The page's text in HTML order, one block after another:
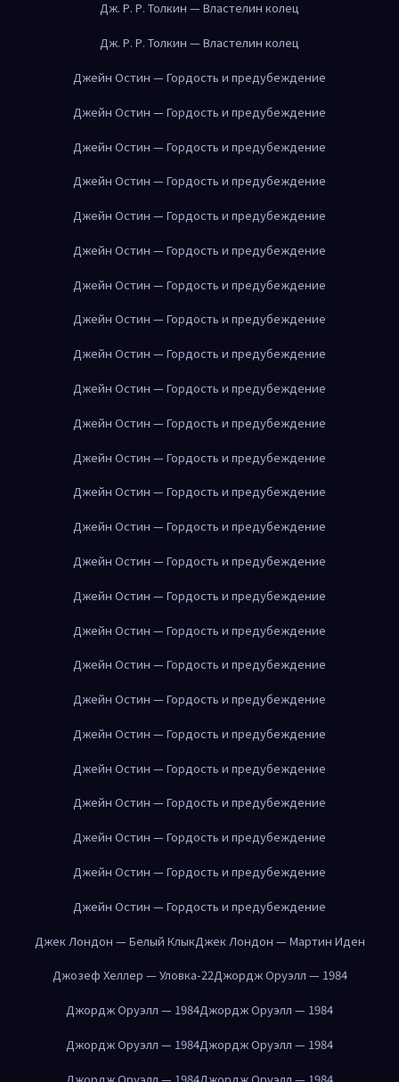
Дж. Р. Р. Толкин — Властелин колец
Дж. Р. Р. Толкин — Властелин колец
Джейн Остин — Гордость и предубеждение
Джейн Остин — Гордость и предубеждение
Джейн Остин — Гордость и предубеждение
Джейн Остин — Гордость и предубеждение
Джейн Остин — Гордость и предубеждение
Джейн Остин — Гордость и предубеждение
Джейн Остин — Гордость и предубеждение
Джейн Остин — Гордость и предубеждение
Джейн Остин — Гордость и предубеждение
Джейн Остин — Гордость и предубеждение
Джейн Остин — Гордость и предубеждение
Джейн Остин — Гордость и предубеждение
Джейн Остин — Гордость и предубеждение
Джейн Остин — Гордость и предубеждение
Джейн Остин — Гордость и предубеждение
Джейн Остин — Гордость и предубеждение
Джейн Остин — Гордость и предубеждение
Джейн Остин — Гордость и предубеждение
Джейн Остин — Гордость и предубеждение
Джейн Остин — Гордость и предубеждение
Джейн Остин — Гордость и предубеждение
Джейн Остин — Гордость и предубеждение
Джейн Остин — Гордость и предубеждение
Джейн Остин — Гордость и предубеждение
Джейн Остин — Гордость и предубеждение
Джек Лондон — Белый КлыкДжек Лондон — Мартин Иден
Джозеф Хеллер — Уловка-22Джордж Оруэлл — 1984
Джордж Оруэлл — 1984Джордж Оруэлл — 1984
Джордж Оруэлл — 1984Джордж Оруэлл — 1984
Джордж Оруэлл — 1984Джордж Оруэлл — 1984